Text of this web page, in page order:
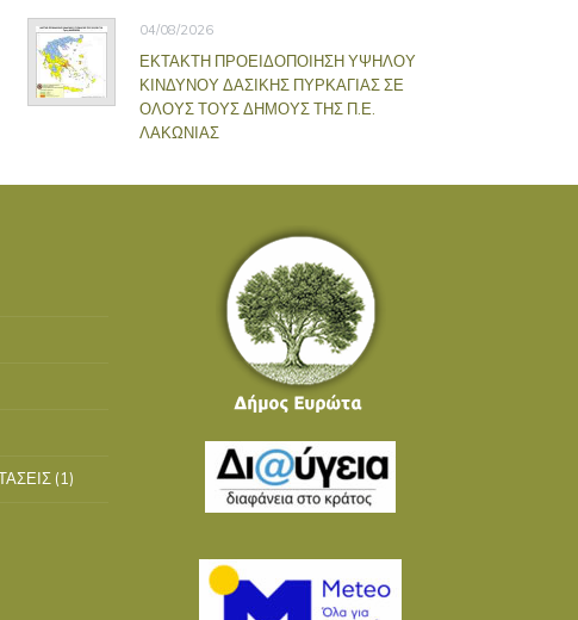
04/08/2026
ΕΚΤΑΚΤΗ ΠΡΟΕΙΔΟΠΟΙΗΣΗ ΥΨΗΛΟΥ
ΚΙΝΔΥΝΟΥ ΔΑΣΙΚΗΣ ΠΥΡΚΑΓΙΑΣ ΣΕ
ΟΛΟΥΣ ΤΟΥΣ ΔΗΜΟΥΣ ΤΗΣ Π.Ε.
ΛΑΚΩΝΙΑΣ
(1)